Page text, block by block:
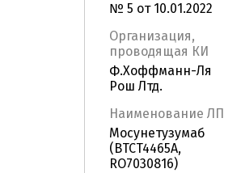
№ 5 от 10.01.2022
Организация,
проводящая КИ
Ф.Хоффманн-Ля
Рош Лтд.
Наименование ЛП
Мосунетузумаб
(BTCT4465A,
RO7030816)